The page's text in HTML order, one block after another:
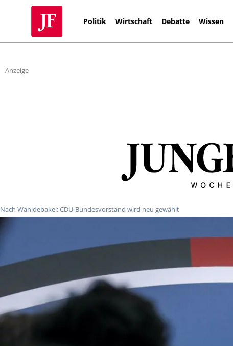
Politik Wirtschaft Debatte Wissen
Anzeige
Nach Wahldebakel: CDU-Bundesvorstand wird neu gewählt